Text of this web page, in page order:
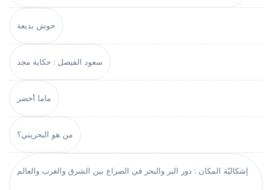
حوش بديعة
سعود الفيصل : حكاية مجد
ماما أخضر
من هو البحريني؟
إشكاليّة المكان : دور البر والبحر في الصراع بين الشرق والغرب والعالم